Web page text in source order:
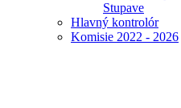
Stupave
Hlavný kontrolór
Komisie 2022 - 2026